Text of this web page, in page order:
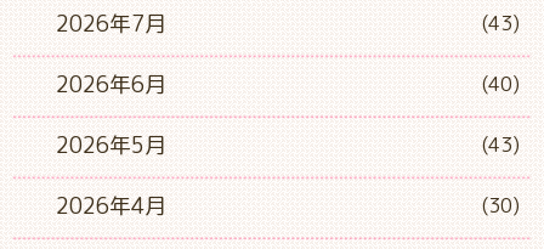
2026年7月 (43)
2026年6月 (40)
2026年5月 (43)
2026年4月 (30)